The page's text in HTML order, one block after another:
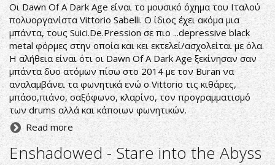
Οι Dawn Of A Dark Age είναι το μουσικό όχημα του Ιταλού
πολυοργανίστα Vittorio Sabelli. Ο ίδιος έχει ακόμα μια
μπάντα, τους Suici.De.Pression σε πιο ...depressive black
metal φόρμες στην οποία και κει εκτελεί/ασχολείται με όλα.
Η αλήθεια είναι ότι οι Dawn Of A Dark Age ξεκίνησαν σαν
μπάντα δυο ατόμων πίσω στο 2014 με τον Buran να
αναλαμβάνει τα φωνητικά ενώ ο Vittorio τις κιθάρες,
μπάσο,πιάνο, σαξόφωνο, κλαρίνο, τον προγραμματισμό
των drums αλλά και κάποιων φωνητικών.
Read more
Enshadowed - Stare into the Abyss